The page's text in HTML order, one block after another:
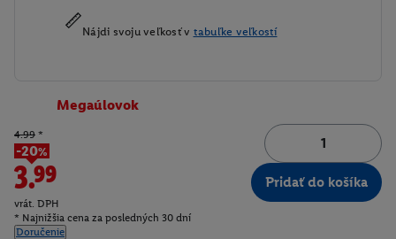
Nájdi svoju veľkosť v tabuľke veľkostí
Megaúlovok
4.99 *
-20%
3.99
vrát. DPH
* Najnižšia cena za posledných 30 dní
Doručenie
Pridať do košíka